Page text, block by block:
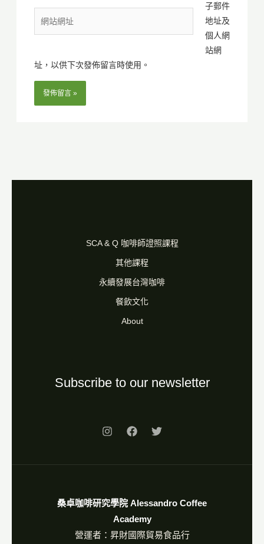
件
*
子郵件
地址及
個人網
站網
址，以供下次發佈留言時使用。
SCA & Q 咖啡師證照課程
其他課程
永續發展台灣咖啡
餐飲文化
About
Subscribe to our newsletter
桑卓咖啡研究學院 Alessandro Coffee
Academy
營運者：昇財國際貿易食品行